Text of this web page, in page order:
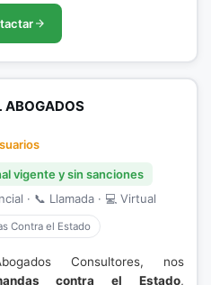
ABOGADOS
vigente y sin sanciones
· 📞 Llamada · 💻 Virtual
Contra el Estado
Consultores, nos
contra el Estado,